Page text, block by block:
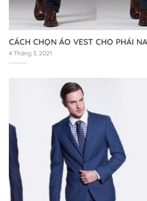
CÁCH CHỌN ÁO VEST CHO PHÁI
4 Tháng 3, 2021